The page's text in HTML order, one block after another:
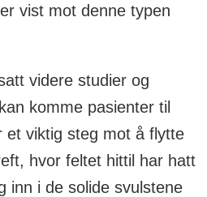
vist mot denne typen
videre studier og
komme pasienter til
et viktig steg mot å flytte
hvor feltet hittil har hatt
inn i de solide svulstene